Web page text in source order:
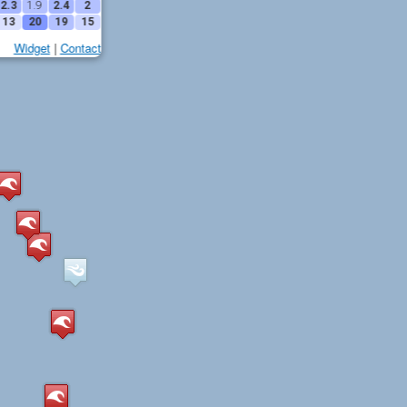
2.3 1.9 2.4 2
13 20 19 15
Widget| Contact